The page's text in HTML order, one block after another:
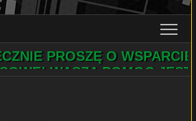
PROJEKTY
PROSZĘ O WSPARCIE
WASZA POMOC JEST